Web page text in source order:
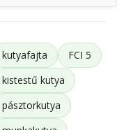
kutyafajta
FCI 5
kistestű kutya
pásztorkutya